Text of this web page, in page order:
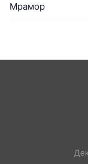
Мрамор